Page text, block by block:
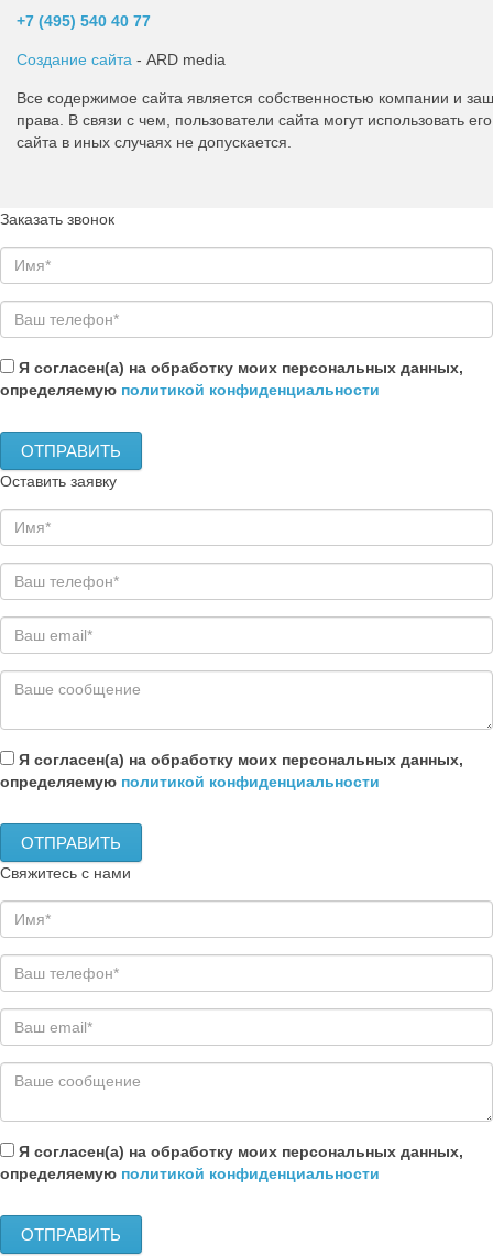
+7 (495) 540 40 77
Создание сайта - ARD media
Все содержимое сайта является собственностью компании и
права. В связи с чем, пользователи сайта могут использовать
сайта в иных случаях не допускается.
Заказать звонок
Я согласен(а) на обработку моих персональных данных,
определяемую политикой конфиденциальности
Оставить заявку
Я согласен(а) на обработку моих персональных данных,
определяемую политикой конфиденциальности
Свяжитесь с нами
Я согласен(а) на обработку моих персональных данных,
определяемую политикой конфиденциальности